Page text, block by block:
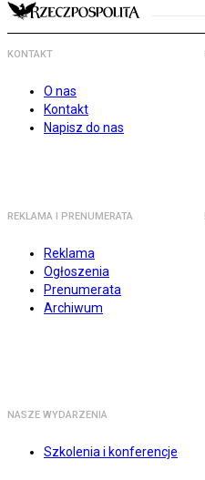
KONTAKT
O nas
Kontakt
Napisz do nas
REKLAMA I PRENUMERATA
Reklama
Ogłoszenia
Prenumerata
Archiwum
NASZE WYDARZENIA
Szkolenia i konferencje